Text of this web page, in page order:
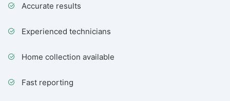
Accurate results
Experienced technicians
Home collection available
Fast reporting